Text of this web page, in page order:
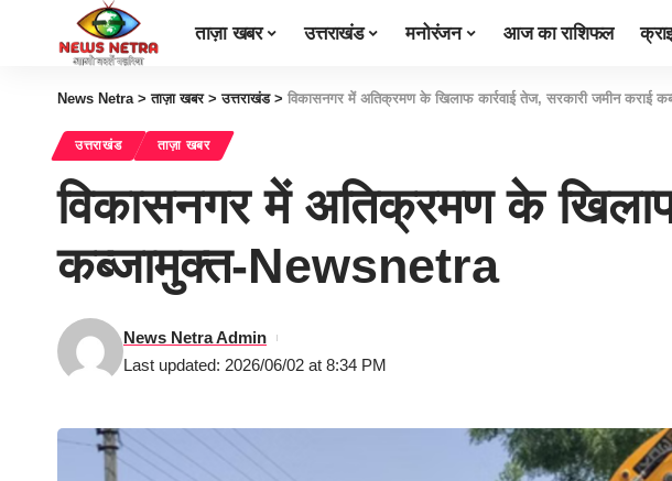
ताज़ा खबर उत्तराखंड मनोरंजन आज का राशिफल
News Netra>ताज़ा खबर>उत्तराखंड> विकासनगर में अतिक्रमण के खिलाफ कार्रवाई तेज, सरकारी जमीन कराई
उत्तराखंड ताज़ा खबर
विकासनगर में अतिक्रमण के
कब्जामुक्त-Newsnetra
Last updated: 2026/06/02 at 8:34 PM
News Netra Admin